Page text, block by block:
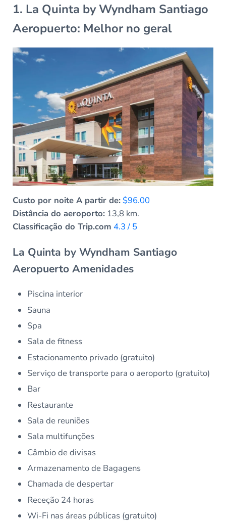
1. La Quinta by Wyndham Santiago
Aeropuerto: Melhor no geral
Custo por noite A partir de: $96.00
Distância do aeroporto:13,8 km.
Classificação do Trip.com 4.3 / 5
La Quinta by Wyndham Santiago
Aeropuerto Amenidades
Piscina interior
Sauna
Spa
Sala de fitness
Estacionamento privado (gratuito)
Serviço de transporte para o aeroporto (gratuito)
Bar
Restaurante
Sala de reuniões
Sala multifunções
Câmbio de divisas
Armazenamento de Bagagens
Chamada de despertar
Receção 24 horas
Wi-Fi nas áreas públicas (gratuito)